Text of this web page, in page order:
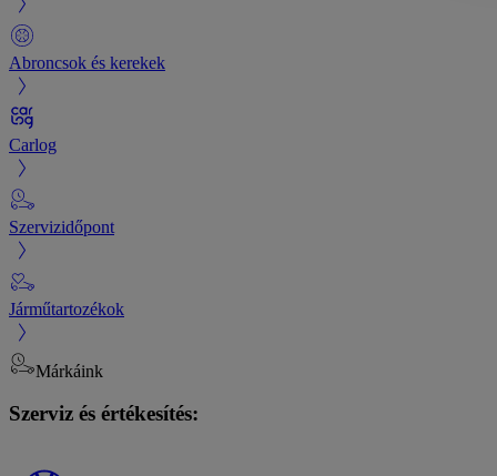
Abroncsok és kerekek
Carlog
Szervizidőpont
Járműtartozékok
Márkáink
Szerviz és értékesítés: